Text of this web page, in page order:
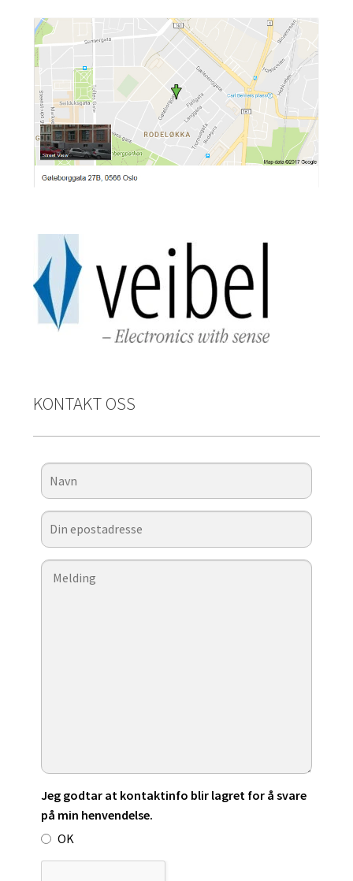
KONTAKT OSS
Jeg godtar at kontaktinfo blir lagret for å svare
på min henvendelse.
OK